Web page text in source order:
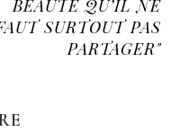
BEAUTÉ QU’IL NE
SURTOUT PAS
PARTAGER"